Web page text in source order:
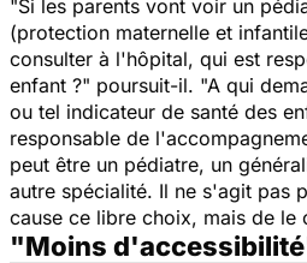
"Si les parents vont voir un
(protection maternelle et
consulter à l'hôpital, qui est
enfant ?" poursuit-il. "A qui
ou tel indicateur de santé des
responsable de
peut être un pédiatre, un
autre spécialité. Il ne s'agit pas
cause ce libre choix, mais de le
"Moins